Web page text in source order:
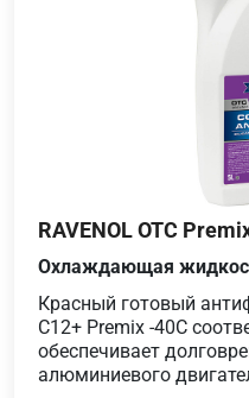
RAVENOL OTC
Охлаждающая
Красный готовый
C12+ Premix -40C
обеспечивает
алюминиевого